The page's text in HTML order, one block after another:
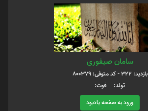
سامان صیفوری
بازدید: 322 - کد متوفی: 800379
تولد: فوت:
ورود به صفحه یادبود